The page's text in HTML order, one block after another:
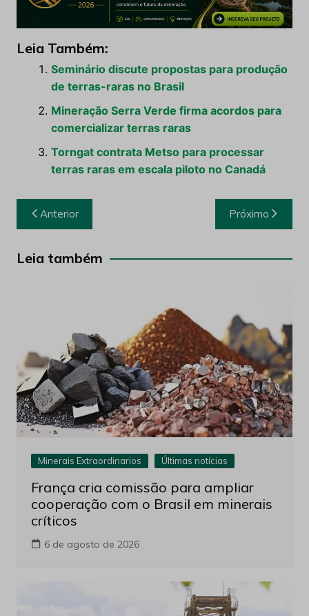
Leia Também:
Seminário discute propostas para produção
de terras-raras no Brasil
Mineração Serra Verde firma acordos para
comercializar terras raras
Torngat contrata Metso para processar
terras raras em escala piloto no Canadá
Navegação
de
Post
Anterior Próximo
Leia também
Minerais Extraordinarios Últimas notícias
França cria comissão para ampliar
cooperação com o Brasil em minerais
críticos
6 de agosto de 2026